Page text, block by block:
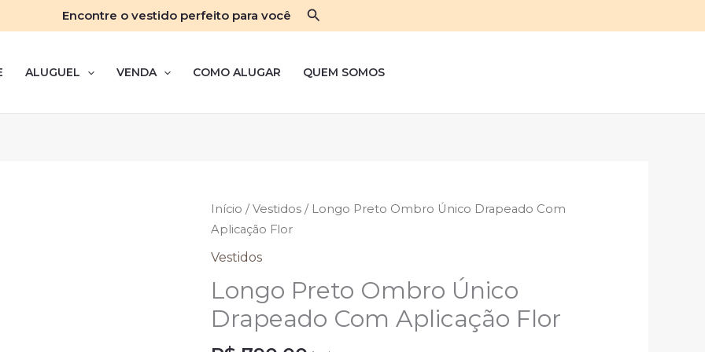
Encontre o vestido perfeito para você Pesquisar
ALUGUEL VENDA COMO ALUGAR QUEM SOMOS
Início /Vestidos / Longo Preto Ombro Único Drapeado Com
Aplicação Flor
Vestidos
Longo Preto Ombro Único
Drapeado Com Aplicação Flor